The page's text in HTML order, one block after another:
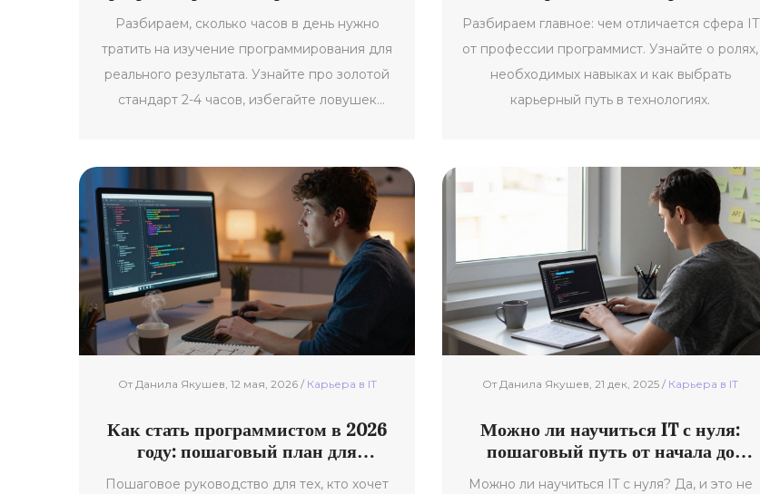
Разбираем, сколько часов в день нужно
тратить на изучение программирования для
реального результата. Узнайте про золотой
стандарт 2-4 часов, избегайте ловушек
Разбираем главное: чем отличается сфера IT
от профессии программист. Узнайте о ролях,
необходимых навыках и как выбрать
карьерный путь в технологиях.
От Данила Якушев, 12 мая, 2026 / Карьерa в IT
Как стать программистом в 2026
году: пошаговый план для
Пошаговое руководство для тех, кто хочет
От Данила Якушев, 21 дек, 2025 / Карьера в IT
Можно ли научиться IT с нуля:
пошаговый путь от начала до
первой работы
Можно ли научиться IT с нуля? Да, и это не